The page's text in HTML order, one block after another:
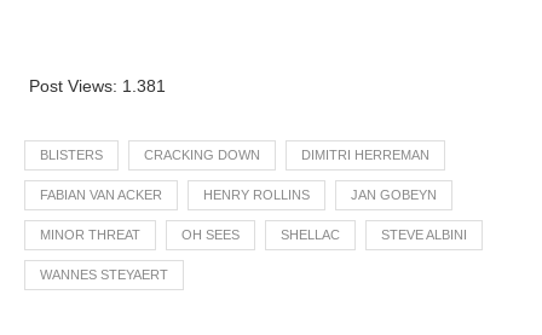
Post Views: 1.381
BLISTERS CRACKING DOWN DIMITRI HERREMAN
FABIAN VAN ACKER HENRY ROLLINS JAN GOBEYN
MINOR THREAT OH SEES SHELLAC STEVE ALBINI
WANNES STEYAERT